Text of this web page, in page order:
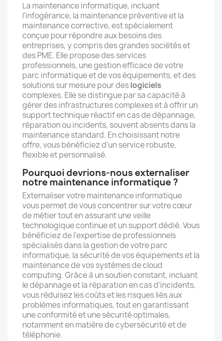
La maintenance informatique, incluant
l'infogérance, la maintenance préventive et la
maintenance corrective, est spécialement
conçue pour répondre aux besoins des
entreprises, y compris des grandes sociétés et
des PME. Elle propose des services
professionnels, une gestion efficace de votre
parc informatique et de vos équipements, et des
solutions sur mesure pour deslogiciels
complexes. Elle se distingue par sa capacité à
gérer des infrastructures complexes et à offrir un
support technique réactif en cas de dépannage,
réparation ou incidents, souvent absents dans la
maintenance standard. En choisissant notre
offre, vous bénéficiez d'un service robuste,
flexible et personnalisé.
Pourquoi devrions-nous externaliser
notre maintenance informatique ?
Externaliser votre maintenance informatique
vous permet de vous concentrer sur votre cœur
de métier tout en assurant une veille
technologique continue et un support dédié. Vous
bénéficiez de l'expertise de professionnels
spécialisés dans la gestion de votre parc
informatique, la sécurité de vos équipements et la
maintenance de vos systèmes de cloud
computing. Grâce à un soutien constant, incluant
le dépannage et la réparation en cas d’incidents,
vous réduisez les coûts et les risques liés aux
problèmes informatiques, tout en garantissant
une conformité et une sécurité optimales,
notamment en matière de cybersécurité et de
téléphonie.